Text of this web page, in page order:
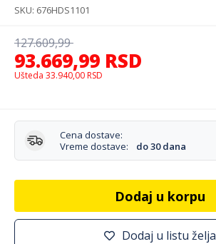
SKU 676HDS1101
93.669,99 RSD
127.609,99
Ušteda 33.940,00 RSD
Cena dostave:
Vreme dostave:
do 30 dana
Dodaj u korpu
Dodaj u listu želja